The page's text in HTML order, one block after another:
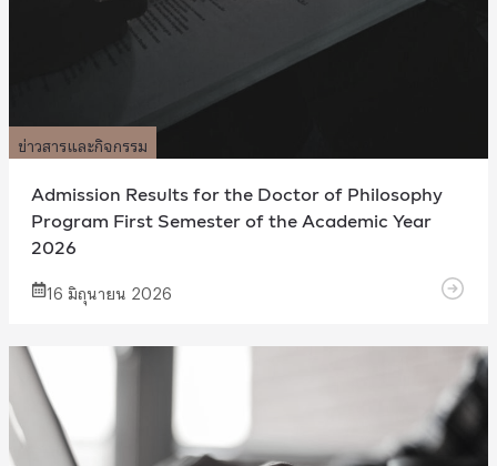
ข่าวสารและกิจกรรม
Admission Results for the Doctor of Philosophy
Program First Semester of the Academic Year
2026
16 มิถุนายน 2026